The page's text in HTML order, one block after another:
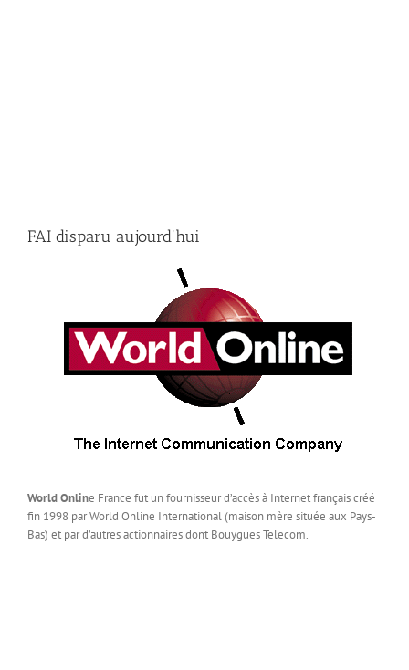
FAI disparu aujourd’hui
World Online France fut un fournisseur d’accès à Internet français créé
fin 1998 par World Online International (maison mère située aux Pays-
Bas) et par d’autres actionnaires dont Bouygues Telecom.